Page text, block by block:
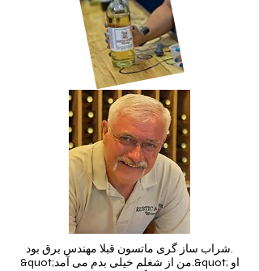
شراب ساز گری ماتسون قبلا مهندس برق بود.
&quot;من از شغلم خیلی بدم می آمد.&quot; او